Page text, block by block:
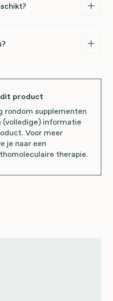
product
rondom supplementen
(volledige) informatie
Voor meer
je naar een
therapie.